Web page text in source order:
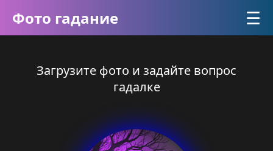
Фото гадание ☰
Загрузите фото и задайте вопрос
гадалке